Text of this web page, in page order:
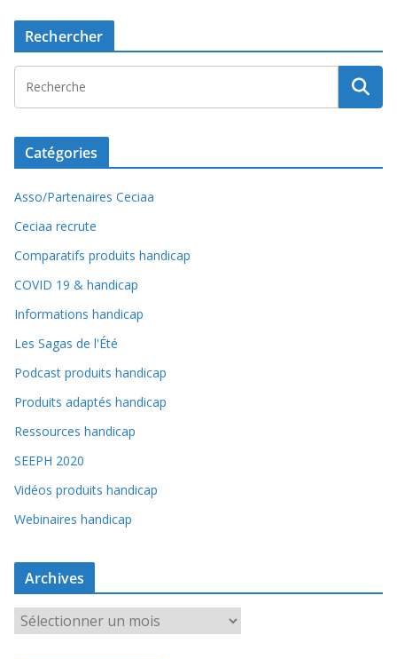
Rechercher
Catégories
Asso/Partenaires Ceciaa
Ceciaa recrute
Comparatifs produits handicap
COVID 19 & handicap
Informations handicap
Les Sagas de l'Été
Podcast produits handicap
Produits adaptés handicap
Ressources handicap
SEEPH 2020
Vidéos produits handicap
Webinaires handicap
Archives
r